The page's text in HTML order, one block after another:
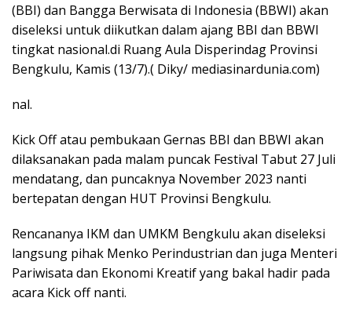
(BBI) dan Bangga Berwisata di Indonesia (BBWI) akan
diseleksi untuk diikutkan dalam ajang BBI dan BBWI
tingkat nasional.di Ruang Aula Disperindag Provinsi
Bengkulu, Kamis (13/7).( Diky/ mediasinardunia.com)
nal.
Kick Off atau pembukaan Gernas BBI dan BBWI akan
dilaksanakan pada malam puncak Festival Tabut 27 Juli
mendatang, dan puncaknya November 2023 nanti
bertepatan dengan HUT Provinsi Bengkulu.
Rencananya IKM dan UMKM Bengkulu akan diseleksi
langsung pihak Menko Perindustrian dan juga Menteri
Pariwisata dan Ekonomi Kreatif yang bakal hadir pada
acara Kick off nanti.